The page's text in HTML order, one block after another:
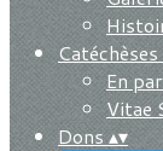
Catéchèses
En
Vitae
Dons▴▾